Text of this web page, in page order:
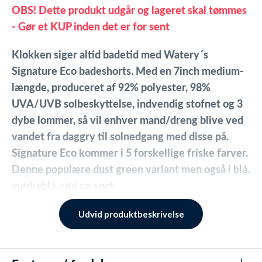
OBS! Dette produkt udgår og lageret skal tømmes
- Gør et KUP inden det er for sent
Klokken siger altid badetid med Watery´s
Signature Eco badeshorts. Med en 7inch medium-
længde, produceret af 92% polyester, 98%
UVA/UVB solbeskyttelse, indvendig stofnet og 3
dybe lommer, så vil enhver mand/dreng blive ved
vandet fra daggry til solnedgang med disse på.
Signature Eco kommer i 5 forskellige friske farver.
Denne populære dust green variant men også i blå,
mørkeblå
rød sort
Størrelse og pasform
Udvid produktbeskrivelse